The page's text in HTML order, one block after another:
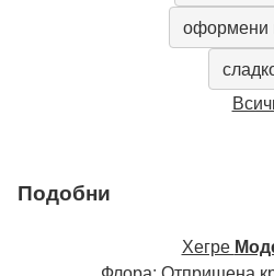
оформени
Подобни
Хегре